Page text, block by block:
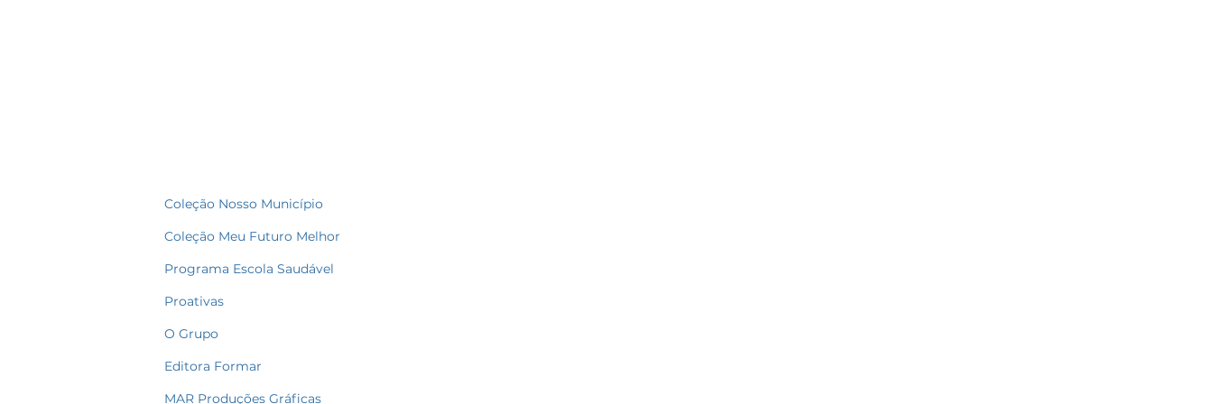
Coleção Nosso Município
Coleção Meu Futuro Melhor
Programa Escola Saudável
Proativas
O Grupo
Editora Formar
MAR Produções Gráficas